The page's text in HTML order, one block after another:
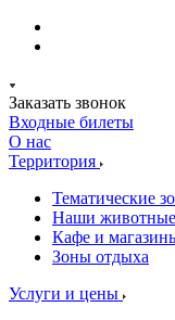
Заказать звонок
Входные билеты
О нас
Территория
Тематические
Наши животные
Кафе и
Зоны отдыха
Услуги и цены